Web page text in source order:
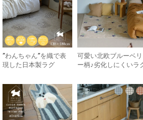
”わんちゃん”を織で表
現した日本製ラグ
可愛い北欧ブルーベリ
ー柄♪劣化しにくいラ